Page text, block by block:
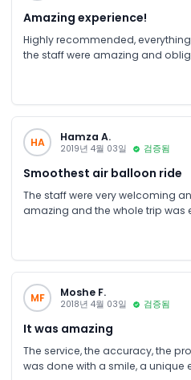
Amazing experience!
Highly recommended,
the staff were amazing and
HA Hamza A.
2019년 4월 03일 검증됨
Smoothest air balloon ride
The staff were very welcoming
amazing and the whole trip was
MF Moshe F.
2018년 4월 03일 검증됨
It was amazing
The service, the accuracy, the
was done with a smile, a unique